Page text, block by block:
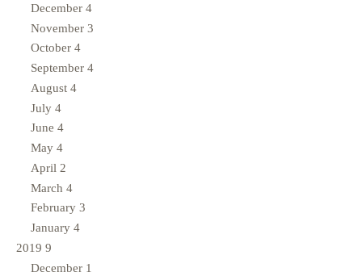
December 4
November 3
October 4
September 4
August 4
July 4
June 4
May 4
April 2
March 4
February 3
January 4
2019 9
December 1